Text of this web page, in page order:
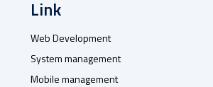
Link
Web Development
System management
Mobile management